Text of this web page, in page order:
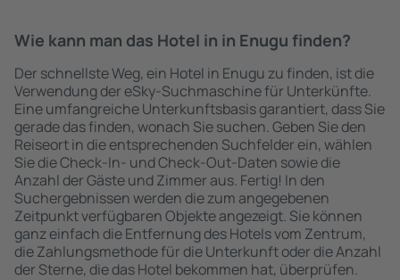
Wie kann man das Hotel in in Enugu finden?
Der schnellste Weg, ein Hotel in Enugu zu finden, ist die
Verwendung der eSky-Suchmaschine für Unterkünfte.
Eine umfangreiche Unterkunftsbasis garantiert, dass Sie
gerade das finden, wonach Sie suchen. Geben Sie den
Reiseort in die entsprechenden Suchfelder ein, wählen
Sie die Check-In- und Check-Out-Daten sowie die
Anzahl der Gäste und Zimmer aus. Fertig! In den
Suchergebnissen werden die zum angegebenen
Zeitpunkt verfügbaren Objekte angezeigt. Sie können
ganz einfach die Entfernung des Hotels vom Zentrum,
die Zahlungsmethode für die Unterkunft oder die Anzahl
der Sterne, die das Hotel bekommen hat, überprüfen.